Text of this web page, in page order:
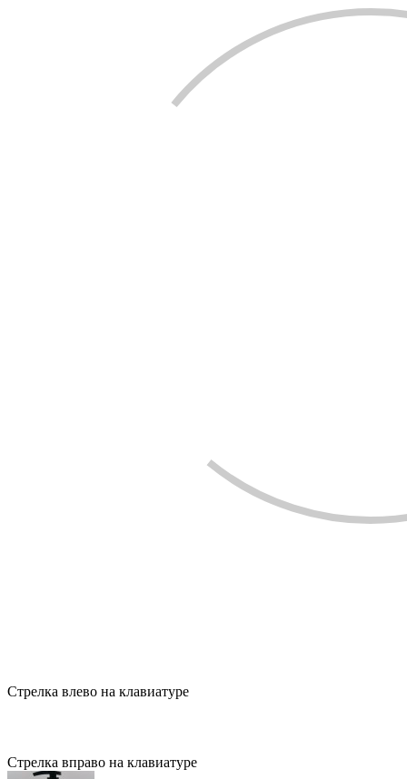
Стрелка влево на клавиатуре
Стрелка вправо на клавиатуре